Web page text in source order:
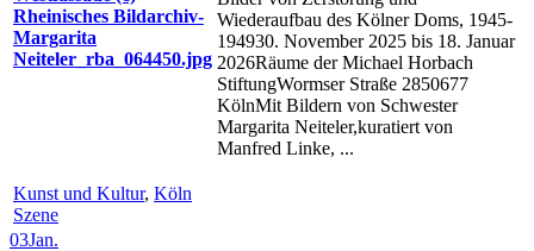
Wiederaufbau des Kölner Doms, 1945-
194930. November 2025 bis 18. Januar
2026Räume der Michael Horbach
StiftungWormser Straße 2850677
KölnMit Bildern von Schwester
Margarita Neiteler,kuratiert von
Manfred Linke, ...
Kunst und Kultur, Köln
Szene
03Jan.